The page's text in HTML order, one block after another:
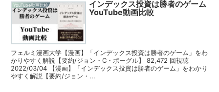
YouTube動画比較
インデックス投資は勝者のゲーム
YouTube動画比較
フェルミ漫画大学【漫画】「インデックス投資は勝者のゲーム」をわ
かりやすく解説【要約/ジョン・C・ボーグル】 82,472 回視聴
2022/03/04 【漫画】「インデックス投資は勝者のゲーム」をわかり
やすく解説【要約/ジョン・...